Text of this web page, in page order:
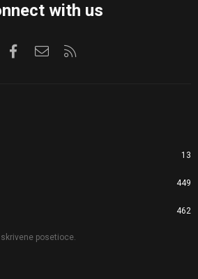
with us
FacebookKontaktirajte nas
13
449
462
posetioce.